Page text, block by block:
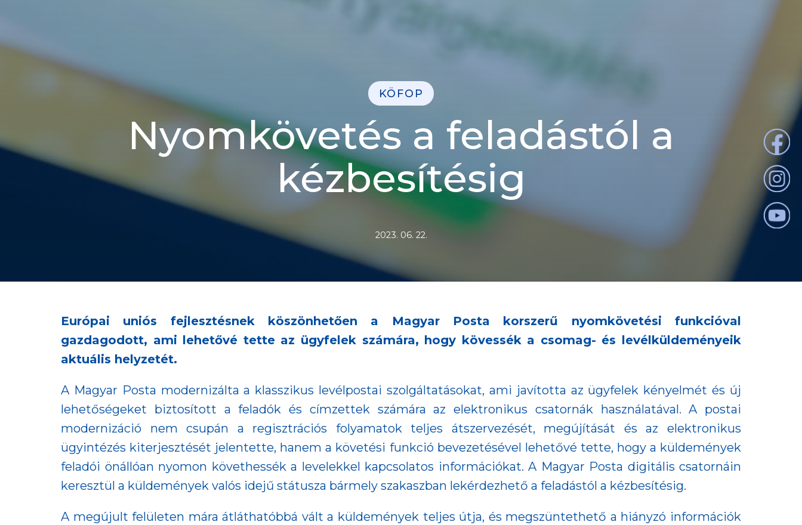
KÖFOP
Nyomkövetés a feladástól a
kézbesítésig
2023. 06. 22.
Európai uniós fejlesztésnek köszönhetően a Magyar Posta korszerű nyomkövetési funkcióval
gazdagodott, ami lehetővé tette az ügyfelek számára, hogy kövessék a csomag- és levélküldeményeik
aktuális helyzetét.
A Magyar Posta modernizálta a klasszikus levélpostai szolgáltatásokat, ami javította az ügyfelek kényelmét és új
lehetőségeket biztosított a feladók és címzettek számára az elektronikus csatornák használatával. A postai
modernizáció nem csupán a regisztrációs folyamatok teljes átszervezését, megújítását és az elektronikus
ügyintézés kiterjesztését jelentette, hanem a követési funkció bevezetésével lehetővé tette, hogy a küldemények
feladói önállóan nyomon követhessék a levelekkel kapcsolatos információkat. A Magyar Posta digitális csatornáin
keresztül a küldemények valós idejű státusza bármely szakaszban lekérdezhető a feladástól a kézbesítésig.
A megújult felületen mára átláthatóbbá vált a küldemények teljes útja, és megszüntethető a hiányzó információk